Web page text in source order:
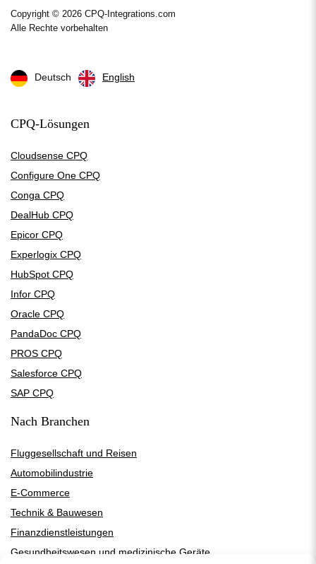
Copyright © 2026 CPQ-Integrations.com
Alle Rechte vorbehalten
Deutsch English
CPQ-Lösungen
Cloudsense CPQ
Configure One CPQ
Conga CPQ
DealHub CPQ
Epicor CPQ
Experlogix CPQ
HubSpot CPQ
Infor CPQ
Oracle CPQ
PandaDoc CPQ
PROS CPQ
Salesforce CPQ
SAP CPQ
Nach Branchen
Fluggesellschaft und Reisen
Automobilindustrie
E-Commerce
Technik & Bauwesen
Finanzdienstleistungen
Gesundheitswesen und medizinische Geräte